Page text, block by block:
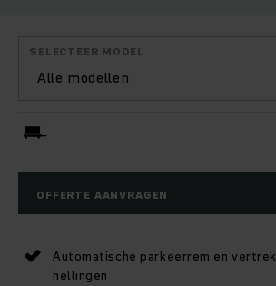
Alle modellen
SELECTEER MODEL
OFFERTE AANVRAGEN
Automatische parkeerrem en
hellingen